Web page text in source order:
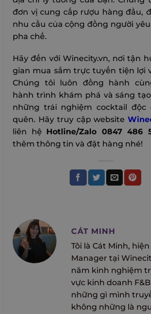
đơn vị cung cấp rượu hàng đầu,
nhu cầu của cộng đồng người
pha chế.
Hãy đến với Winecity.vn, nơi tận
gian mua sắm trực tuyến tiện lợi
Chúng tôi luôn đồng hành
hành trình khám phá và sáng
những trải nghiệm cocktail độc
quên. Hãy truy cập website
liên hệ Hotline/Zalo 0847 486
thêm thông tin và đặt hàng nhé!
CÁT MINH
Tôi là Cát Minh,
Manager tại
năm kinh nghiệm
vực kinh doanh
những gì mình
không những là